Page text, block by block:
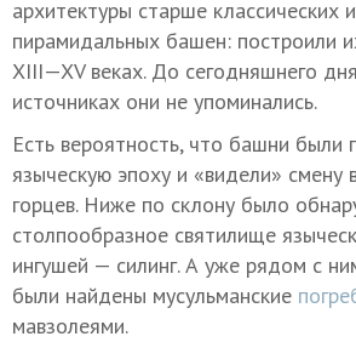
архитектуры старше классических
пирамидальных башен: построили
XIII—XV веках. До сегодняшнего
источниках они не упоминались.
Есть вероятность, что башни были
языческую эпоху и «видели» смену
горцев. Ниже по склону было
столпообразное святилище
ингушей — силинг. А уже рядом с
были найдены мусульманские
мавзолеями.